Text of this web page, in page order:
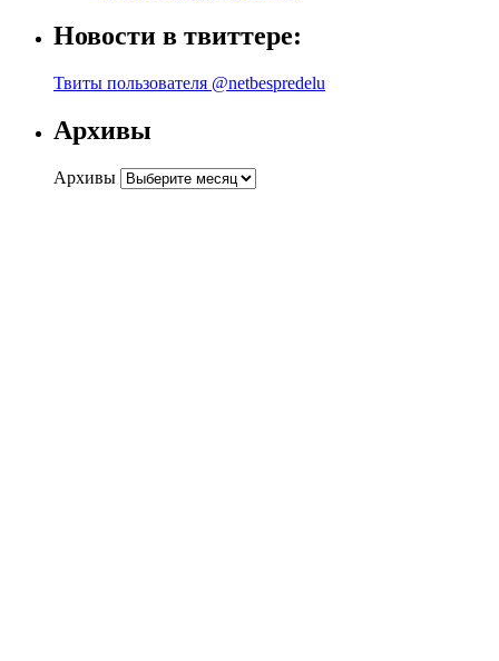
Новости в твиттере:
Твиты пользователя @netbespredelu
Архивы
Архивы